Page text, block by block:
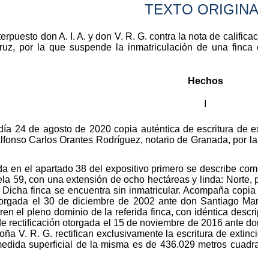
TEXTO
don A. I. A. y don V. R. G. contra la nota de
por la que suspende la inmatriculación de una
Hechos
24 de agosto de 2020 copia auténtica de escritura de
Carlos Orantes Rodríguez, notario de Granada, por
en el apartado 38 del expositivo primero se describe
59, con una extensión de ocho hectáreas y linda: Norte,
finca se encuentra sin inmatricular. Acompaña
el 30 de diciembre de 2002 ante don Santiago
el pleno dominio de la referida finca, con idéntica
rectificación otorgada el 15 de noviembre de 2016 ante
V. R. G. rectifican exclusivamente la escritura de
superficial de la misma es de 436.029 metros